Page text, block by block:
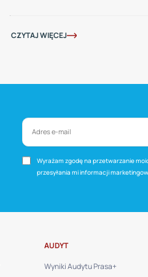
CZYTAJ WIĘCEJ
Wyrażam zgodę na przetwarzanie
przesyłania mi informacji
AUDYT
Wyniki Audytu Prasa+